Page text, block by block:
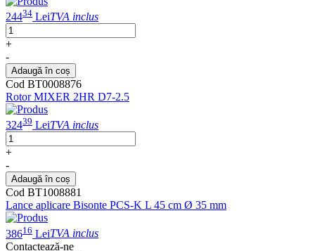
24434 LeiTVA inclus
+
-
Adaugă în coș
Cod BT0008876
Rotor MIXER 2HR D7-2.5
32439 LeiTVA inclus
+
-
Adaugă în coș
Cod BT1008881
Lance aplicare Bisonte PCS-K L 45 cm Ø 35 mm
38616 LeiTVA inclus
Contactează-ne